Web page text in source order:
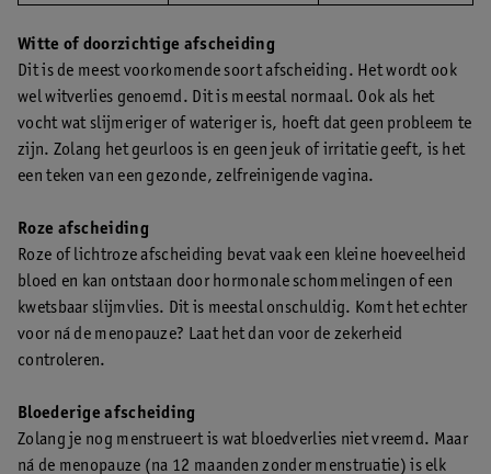
Witte of doorzichtige afscheiding
Dit is de meest voorkomende soort afscheiding. Het wordt ook
wel witverlies genoemd. Dit is meestal normaal. Ook als het
vocht wat slijmeriger of wateriger is, hoeft dat geen probleem te
zijn. Zolang het geurloos is en geen jeuk of irritatie geeft, is het
een teken van een gezonde, zelfreinigende vagina.
Roze afscheiding
Roze of lichtroze afscheiding bevat vaak een kleine hoeveelheid
bloed en kan ontstaan door hormonale schommelingen of een
kwetsbaar slijmvlies. Dit is meestal onschuldig. Komt het echter
voor ná de menopauze? Laat het dan voor de zekerheid
controleren.
Bloederige afscheiding
Zolang je nog menstrueert is wat bloedverlies niet vreemd. Maar
ná de menopauze (na 12 maanden zonder menstruatie) is elk